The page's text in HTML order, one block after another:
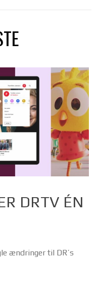
DRTV ÉN
ændringer til DR’s